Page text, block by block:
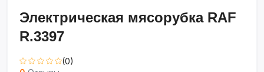
Электрическая мясорубка RAF
R.3397
(0)